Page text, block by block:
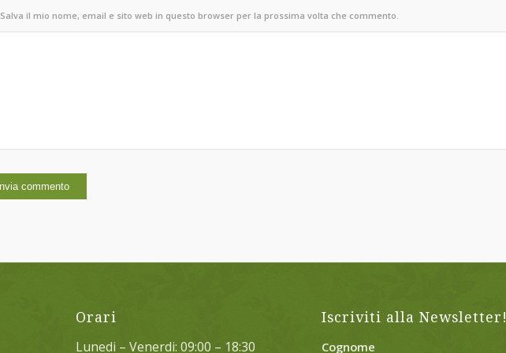
Salva il mio nome, email e sito web in questo browser per la prossima volta che commento.
Orari
Lunedi – Venerdi: 09:00 – 18:30
Iscriviti alla Newsletter!
Cognome